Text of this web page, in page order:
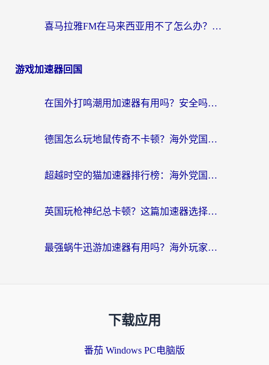
喜马拉雅FM在马来西亚用不了怎么办？海外华人亲测有效的回国加速指南
游戏加速器回国
在国外打鸣潮用加速器有用吗？安全吗？海外玩家国服游戏加速全指南
德国怎么玩地鼠传奇不卡顿？海外党国服游戏加速全攻略（含战双EVE实用指南）
超越时空的猫加速器排行榜：海外党国服游戏不卡顿的终极选择指南
英国玩枪神纪总卡顿？这篇加速器选择指南帮你告别延迟（附实测推荐）
最强蜗牛迅游加速器有用吗？海外玩家国服游戏加速避坑指南（附德国玩忍者必须死3流星蝴蝶剑解决办法）
下载应用
番茄 Windows PC电脑版